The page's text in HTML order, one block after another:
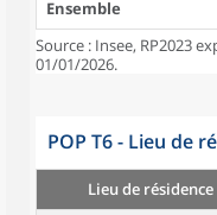
Ensemble
Source : Insee, RP2023
01/01/2026.
POP T6 - Lieu de
Lieu de résidence